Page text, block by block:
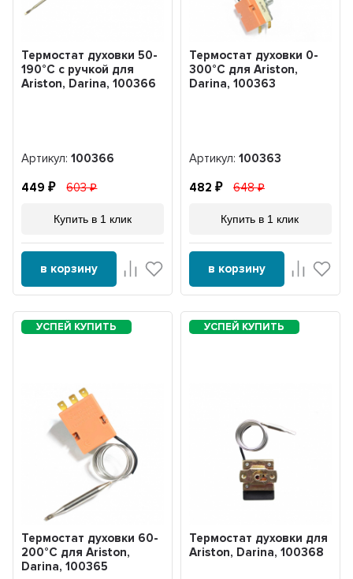
Термостат духовки 50-
190°С с ручкой для
Ariston, Darina, 100366
Артикул:100366
449 603
Купить в 1 клик
в корзину
Термостат духовки 0-
300°С для Ariston,
Darina, 100363
Артикул: 100363
482 648
Купить в 1 клик
в корзину
Термостат духовки 60-
200°С для Ariston,
Darina, 100365
Термостат духовки для
Ariston, Darina, 100368